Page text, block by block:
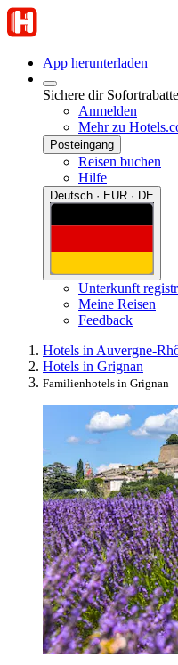
App herunterladen
Sichere dir
Anmelden
Mehr zu
Posteingang
Reisen buchen
Hilfe
Deutsch · EUR · DE
Unterkunft
Meine Reisen
Feedback
Hotels in Auvergne-
Hotels in Grignan
Familienhotels in Grignan